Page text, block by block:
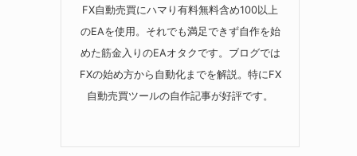
FX自動売買にハマり有料無料含め100以上
のEAを使用。それでも満足できず自作を始
めた筋金入りのEAオタクです。ブログでは
FXの始め方から自動化までを解説。特にFX
自動売買ツールの自作記事が好評です。